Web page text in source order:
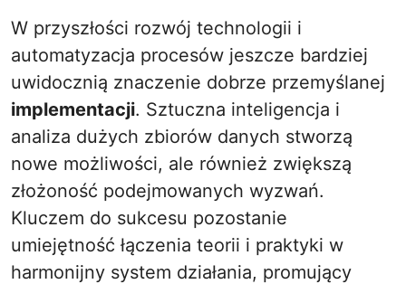
W przyszłości rozwój technologii i
automatyzacja procesów jeszcze bardziej
uwidocznią znaczenie dobrze przemyślanej
implementacji. Sztuczna inteligencja i
analiza dużych zbiorów danych stworzą
nowe możliwości, ale również zwiększą
złożoność podejmowanych wyzwań.
Kluczem do sukcesu pozostanie
umiejętność łączenia teorii i praktyki w
harmonijny system działania, promujący